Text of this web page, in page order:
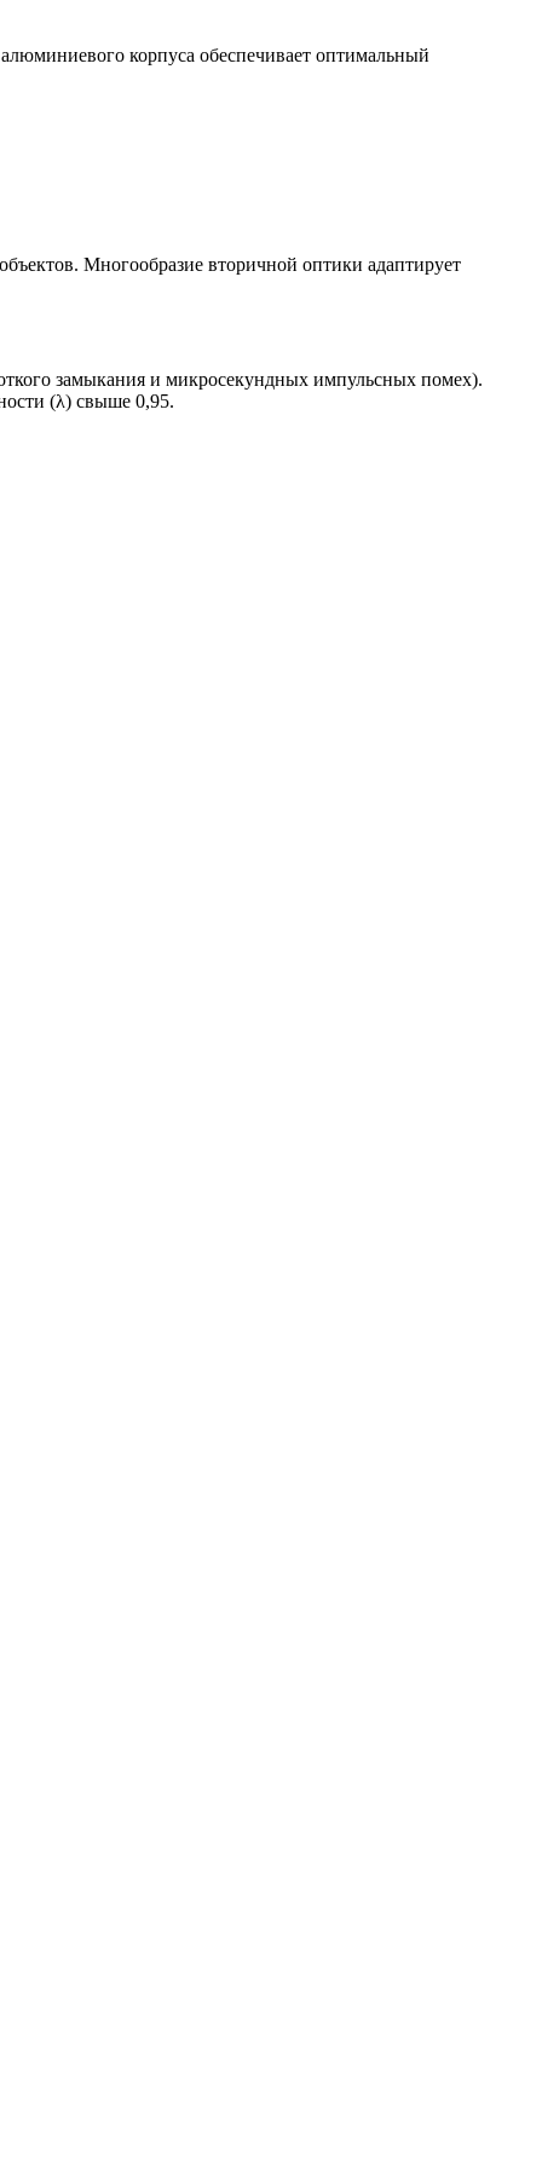
корпуса обеспечивает оптимальный
Многообразие вторичной оптики адаптирует
замыкания и микросекундных импульсных помех).
(λ) свыше 0,95.